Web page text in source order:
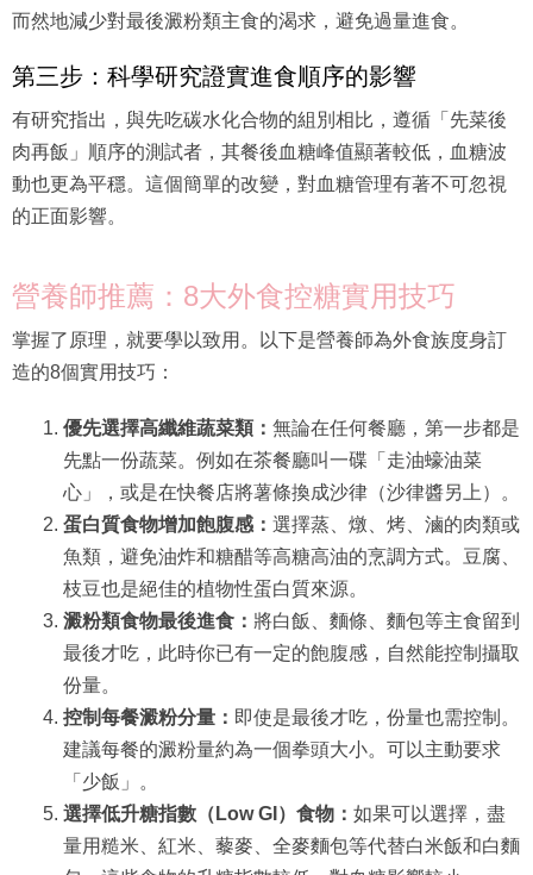
而然地減少對最後澱粉類主食的渴求，避免過量進食。
第三步：科學研究證實進食順序的影響
有研究指出，與先吃碳水化合物的組別相比，遵循「先菜後
肉再飯」順序的測試者，其餐後血糖峰值顯著較低，血糖波
動也更為平穩。這個簡單的改變，對血糖管理有著不可忽視
的正面影響。
營養師推薦：8大外食控糖實用技巧
掌握了原理，就要學以致用。以下是營養師為外食族度身訂
造的8個實用技巧：
優先選擇高纖維蔬菜類： 無論在任何餐廳，第一步都是
先點一份蔬菜。例如在茶餐廳叫一碟「走油蠔油菜
心」，或是在快餐店將薯條換成沙律（沙律醬另上）。
蛋白質食物增加飽腹感： 選擇蒸、燉、烤、滷的肉類或
魚類，避免油炸和糖醋等高糖高油的烹調方式。豆腐、
枝豆也是絕佳的植物性蛋白質來源。
澱粉類食物最後進食： 將白飯、麵條、麵包等主食留到
最後才吃，此時你已有一定的飽腹感，自然能控制攝取
份量。
控制每餐澱粉分量： 即使是最後才吃，份量也需控制。
建議每餐的澱粉量約為一個拳頭大小。可以主動要求
「少飯」。
選擇低升糖指數（Low GI）食物： 如果可以選擇，盡
量用糙米、紅米、藜麥、全麥麵包等代替白米飯和白麵